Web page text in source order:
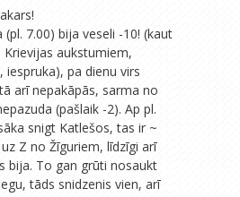
(pl. 7.00) bija veseli -10! (kaut
Krievijas aukstumiem,
iespruka), pa dienu virs
arī nepakāpās, sarma no
(pašlaik -2). Ap pl.
snigt Katlešos, tas ir ~
Z no Žīguriem, līdzīgi arī
bija. To gan grūti nosaukt
tāds snidzenis vien, arī